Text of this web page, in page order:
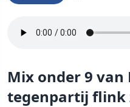
Mix onder 9 van
tegenpartij flink